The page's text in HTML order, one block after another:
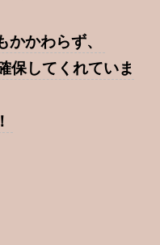
かわらず、
保してくれていま